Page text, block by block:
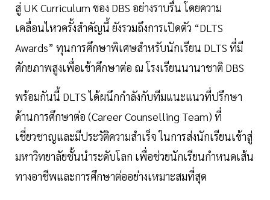
สู่ UK Curriculum ของ DBS อย่างราบรื่น โดยความ
เคลื่อนไหวครั้งสำคัญนี้ ยังรวมถึงการเปิดตัว “DLTS
Awards” ทุนการศึกษาพิเศษสำหรับนักเรียน DLTS ที่มี
ศักยภาพสูงเพื่อเข้าศึกษาต่อ ณ โรงเรียนนานาชาติ DBS
พร้อมกันนี้ DLTS ได้ผนึกกำลังกับทีมแนะแนวที่ปรึกษา
ด้านการศึกษาต่อ (Career Counselling Team) ที่
เชี่ยวชาญและมีประวัติความสำเร็จ ในการส่งนักเรียนเข้าสู่
มหาวิทยาลัยชั้นนำระดับโลก เพื่อช่วยนักเรียนกำหนดเส้น
ทางอาชีพและการศึกษาต่ออย่างเหมาะสมที่สุด